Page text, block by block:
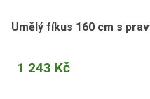
Umělý fíkus 160 cm s
1 243 Kč